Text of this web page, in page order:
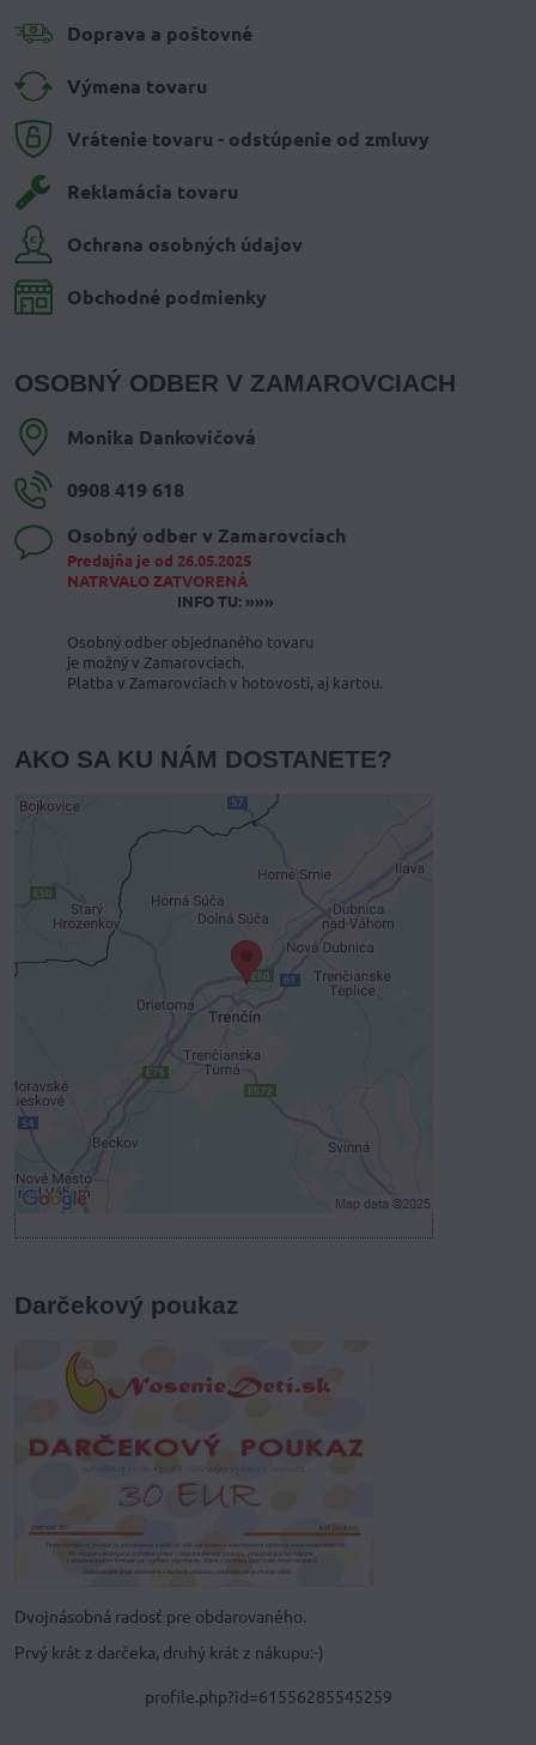
Doprava a poštovné
Výmena tovaru
Vrátenie tovaru - odstúpenie od zmluvy
Reklamácia tovaru
Ochrana osobných údajov
Obchodné podmienky
OSOBNÝ ODBER V ZAMAROVCIACH
Monika Dankovičová
0908 419 618
Osobný odber v Zamarovciach
Predajňa je od 26.05.2025
NATRVALO ZATVORENÁ
INFO TU: »»»
Osobný odber objednaného tovaru
je možný v Zamarovciach.
Platba v Zamarovciach v hotovosti, aj kartou.
AKO SA KU NÁM DOSTANETE?
Externý obsah je blokovaný
Voľbami súkromia
Prajete si načítať externý obsah?
Povoliť tentokrát
Povoliť a zapamätať - súhlas s druhom
cookie: Funkčné
Darčekový poukaz
Dvojnásobná radosť pre obdarovaného.
Prvý krát z darčeka, druhý krát z nákupu:-)
profile.php?id=61556285545259